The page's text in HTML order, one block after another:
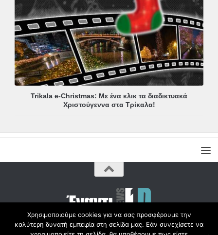
Trikala e-Christmas: Με ένα κλικ τα διαδικτυακά
Χριστούγεννα στα Τρίκαλα!
Copyright © Radio1d.gr 2012-2017 |
Χρησιμοποιούμε cookies για να σας προσφέρουμε την
καλύτερη δυνατή εμπειρία στη σελίδα μας. Εάν συνεχίσετε να